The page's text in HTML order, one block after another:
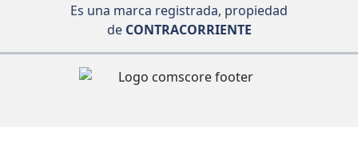
Es una marca registrada, propiedad
deCONTRACORRIENTE